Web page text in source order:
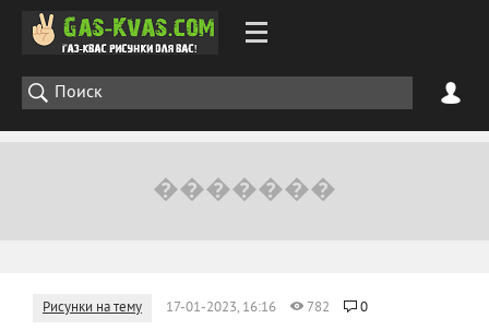
Рисунки на тему 17-01-2023, 16:16 782 0